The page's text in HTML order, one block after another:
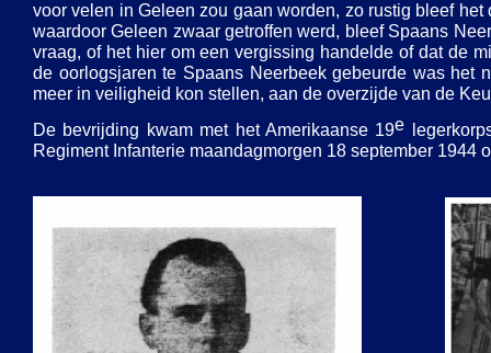
voor velen in Geleen zou gaan worden, zo rustig bleef
waardoor Geleen zwaar getroffen werd, bleef Spaans
vraag, of het hier om een vergissing handelde of dat de
de oorlogsjaren te Spaans Neerbeek gebeurde was het
meer in veiligheid kon stellen, aan de overzijde van de
De bevrijding kwam met het Amerikaanse 19e
Regiment Infanterie maandagmorgen 18 september 1944